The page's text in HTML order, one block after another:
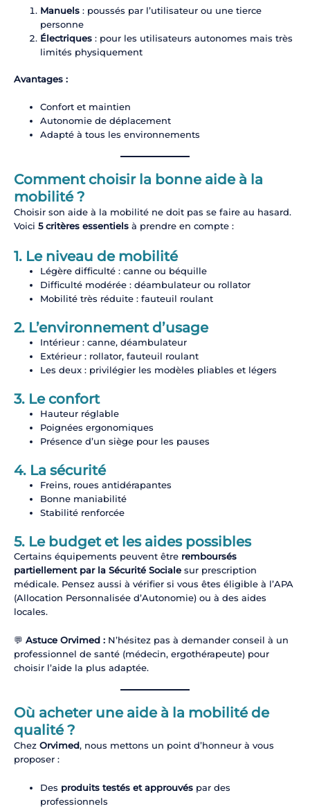
Manuels: poussés par l’utilisateur ou une tierce
personne
Électriques: pour les utilisateurs autonomes mais très
limités physiquement
Avantages :
Confort et maintien
Autonomie de déplacement
Adapté à tous les environnements
Comment choisir la bonne aide à la
mobilité ?
Choisir son aide à la mobilité ne doit pas se faire au hasard.
Voici 5 critères essentielsà prendre en compte :
1. Le niveau de mobilité
Légère difficulté : canne ou béquille
Difficulté modérée : déambulateur ou rollator
Mobilité très réduite : fauteuil roulant
2. L’environnement d’usage
Intérieur : canne, déambulateur
Extérieur : rollator, fauteuil roulant
Les deux : privilégier les modèles pliables et légers
3. Le confort
Hauteur réglable
Poignées ergonomiques
Présence d’un siège pour les pauses
4. La sécurité
Freins, roues antidérapantes
Bonne maniabilité
Stabilité renforcée
5. Le budget et les aides possibles
Certains équipements peuvent être remboursés
partiellement par la Sécurité Socialesur prescription
médicale. Pensez aussi à vérifier si vous êtes éligible à l’APA
(Allocation Personnalisée d’Autonomie) ou à des aides
locales.
💬 Astuce Orvimed :N’hésitez pas à demander conseil à un
professionnel de santé (médecin, ergothérapeute) pour
choisir l’aide la plus adaptée.
Où acheter une aide à la mobilité de
qualité ?
Chez Orvimed, nous mettons un point d’honneur à vous
proposer :
Des produits testés et approuvéspar des
professionnels